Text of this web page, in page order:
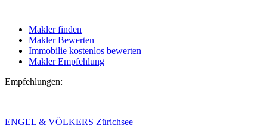
Makler finden
Makler Bewerten
Immobilie kostenlos bewerten
Makler Empfehlung
Empfehlungen:
ENGEL & VÖLKERS Zürichsee